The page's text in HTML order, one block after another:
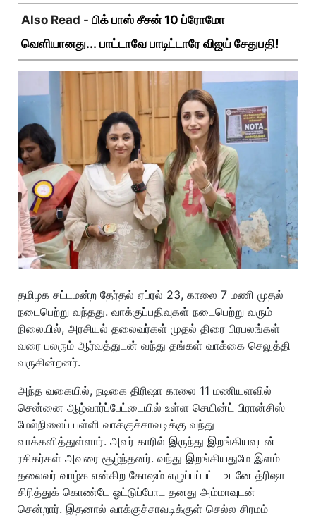
Also Read - பிக் பாஸ் சீசன் 10 ப்ரோமோ
வெளியானது... பாட்டாவே பாடிட்டாரே விஜய் சேதுபதி!
தமிழக சட்டமன்ற தேர்தல் ஏப்ரல் 23, காலை 7 மணி முதல்
நடைபெற்று வந்தது. வாக்குப்பதிவுகள் நடைபெற்று வரும்
நிலையில், அரசியல் தலைவர்கள் முதல் திரை பிரபலங்கள்
வரை பலரும் ஆர்வத்துடன் வந்து தங்கள் வாக்கை செலுத்தி
வருகின்றனர்.
அந்த வகையில், நடிகை திரிஷா காலை 11 மணியளவில்
சென்னை ஆழ்வார்ப்பேட்டையில் உள்ள செயின்ட் பிரான்சிஸ்
மேல்நிலைப் பள்ளி வாக்குச்சாவடிக்கு வந்து
வாக்களித்துள்ளார். அவர் காரில் இருந்து இறங்கியவுடன்
ரசிகர்கள் அவரை சூழ்ந்தனர். வந்து இறங்கியதுமே இளம்
தலைவர் வாழ்க என்கிற கோஷம் எழுப்பப்பட்ட உடனே த்ரிஷா
சிரித்துக் கொண்டே ஓட்டுப்போட தனது அம்மாவுடன்
சென்றார். இதனால் வாக்குச்சாவடிக்குள் செல்ல சிரமம்